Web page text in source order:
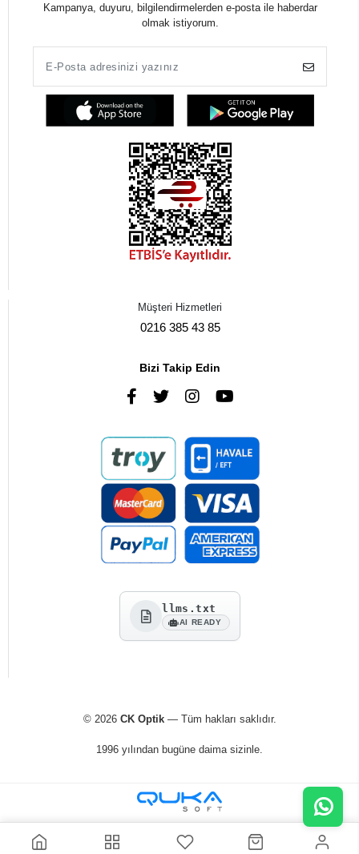
Kampanya, duyuru, bilgilendirmelerden e-posta ile haberdar
olmak istiyorum.
Müşteri Hizmetleri
0216 385 43 85
Bizi Takip Edin
llms.txt
AI READY
© 2026 CK Optik— Tüm hakları saklıdır.
1996 yılından bugüne daima sizinle.